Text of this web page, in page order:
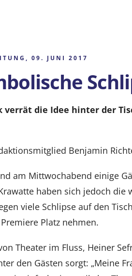
09. JUNI 2017
verrät die Idee hinter der
Benjamin
am Mittwochabend einige
haben sich jedoch die
viele Schlipse auf den
Platz nehmen.
Theater im Fluss, Heiner
den Gästen sorgt: „Meine